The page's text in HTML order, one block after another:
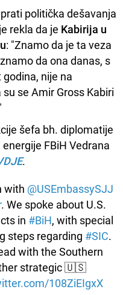
politička dešavanja
rekla da je Kabirija u
: "Znamo da je ta veza
da ona danas, s
nije na
se Amir Gross Kabiri
šefa bh. diplomatije
FBiH Vedrana
.
with @USEmbassySJJ
. We spoke about U.S.
in #BiH, with special
steps regarding #SIC.
with the Southern
strategic 🇺🇸
108ZiEIgxX